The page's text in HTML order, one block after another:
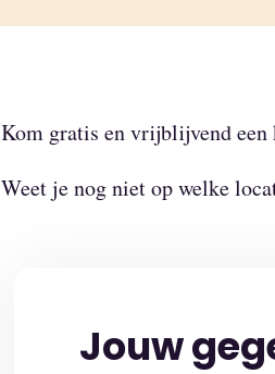
Kom gratis en vrijblijvend
Weet je nog niet op welke
Jouw